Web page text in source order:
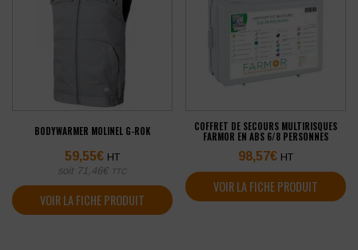
BODYWARMER MOLINEL G-ROK
59,55€ HT
soit 71,46€ TTC
VOIR LA FICHE PRODUIT
COFFRET DE SECOURS MULTIRISQUES
FARMOR EN ABS 6/8 PERSONNES
98,57€ HT
VOIR LA FICHE PRODUIT